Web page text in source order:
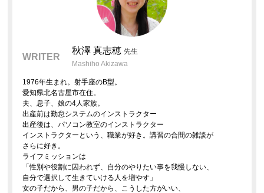
WRITER
秋澤 真志穂 先生
Mashiho Akizawa
1976年生まれ。射手座のB型。
愛知県北名古屋市在住。
夫、息子、娘の4人家族。
出産前は勤怠システムのインストラクター
出産後は、パソコン教室のインストラクター
インストラクターという、職業が好き。講習の合間の雑談が
さらに好き。
ライフミッションは
「性別や役割に囚われず、自分のやりたい事を我慢しない、
自分で選択して生きていける人を増やす」
女の子だから、男の子だから、こうした方がいい、